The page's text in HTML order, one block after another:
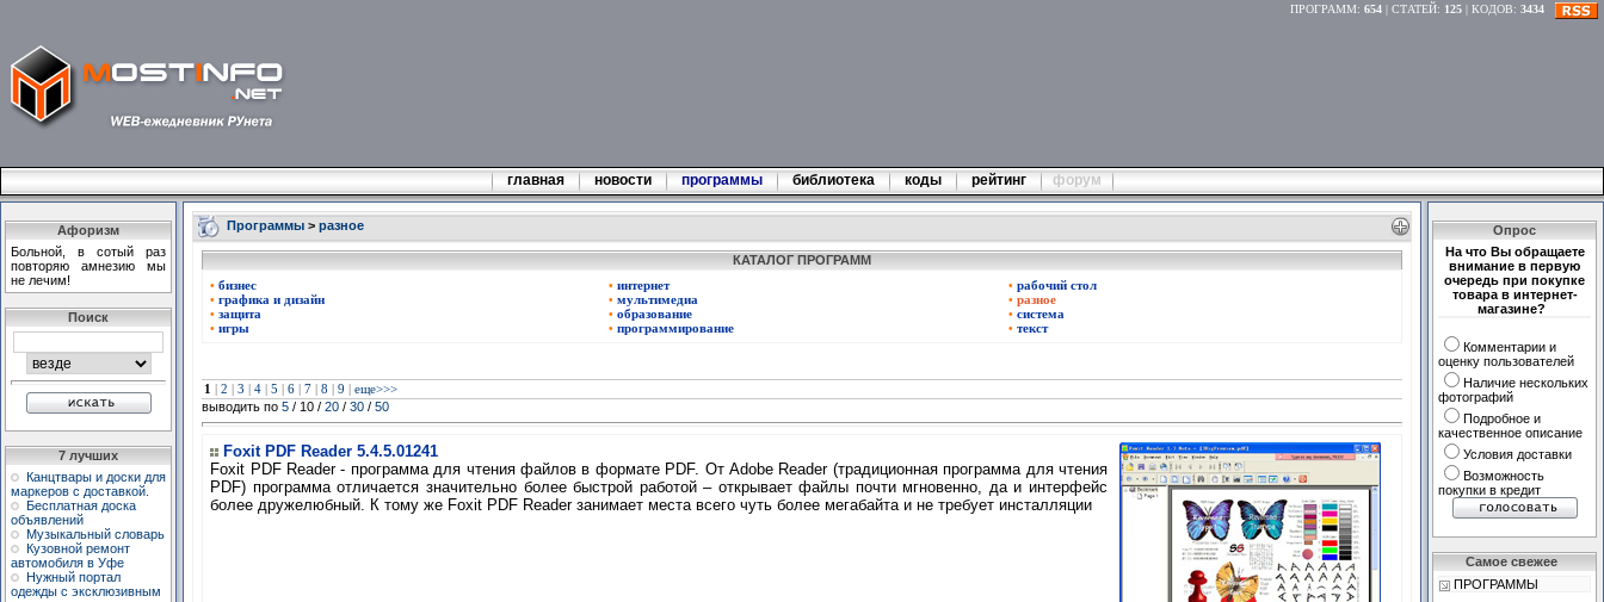
ПРОГРАММ: 654 | СТАТЕЙ: 125 | КОДОВ: 3434
главная новости программы библиотека коды рейтинг форум
Афоризм
Больной, в сотый раз
повторяю амнезию мы
не лечим!
Поиск
7 лучших
Канцтвары и доски для
маркеров с доставкой.
Бесплатная доска
объявлений
Музыкальный словарь
Кузовной ремонт
автомобиля в Уфе
Нужный портал
одежды с эксклюзивным
Программы> разное
КАТАЛОГ ПРОГРАММ
• бизнес
• графика и дизайн
• защита
• игры
• интернет
• мультимедиа
• образование
• программирование
• рабочий стол
• разное
• система
• текст
1 2 3 4 5 6 7 8 9 еще>>>
выводить по 5/ 10 / 20/ 30/ 50
Foxit PDF Reader 5.4.5.01241
Foxit PDF Reader - программа для чтения файлов в формате PDF. От Adobe Reader (традиционная программа для чтения
PDF) программа отличается значительно более быстрой работой – открывает файлы почти мгновенно, да и интерфейс
более дружелюбный. К тому же Foxit PDF Reader занимает места всего чуть более мегабайта и не требует инсталляции
Опрос
На что Вы обращаете
внимание в первую
очередь при покупке
товара в интернет-
магазине?
Комментарии и
оценку пользователей
Наличие нескольких
фотографий
Подробное и
качественное описание
Условия доставки
Возможность
покупки в кредит
Самое свежее
ПРОГРАММЫ